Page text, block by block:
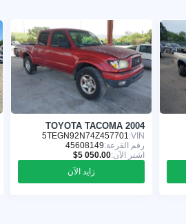
TOYOTA TACOMA 2004
VIN:
5TEGN92N74Z457701
رقم القرعة:45608149
اشترِ الآن:
زايد الآن